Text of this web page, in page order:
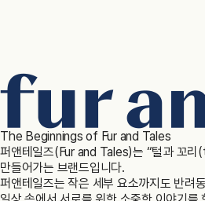
The Beginnings of Fur and Tales
퍼앤테일즈(Fur and Tales)는 “털과 꼬
만들어가는 브랜드입니다.
퍼앤테일즈는 작은 세부 요소까지도 반려